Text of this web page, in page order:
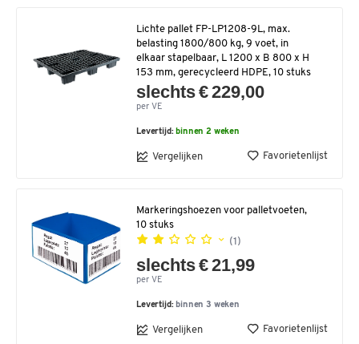
Lichte pallet FP-LP1208-9L, max.
belasting 1800/800 kg, 9 voet, in
elkaar stapelbaar, L 1200 x B 800 x H
153 mm, gerecycleerd HDPE, 10 stuks
slechts € 229,00
per VE
Levertijd: binnen 2 weken
Vergelijken Favorietenlijst
Markeringshoezen voor palletvoeten,
10 stuks
(1)
slechts € 21,99
per VE
Levertijd: binnen 3 weken
Vergelijken Favorietenlijst